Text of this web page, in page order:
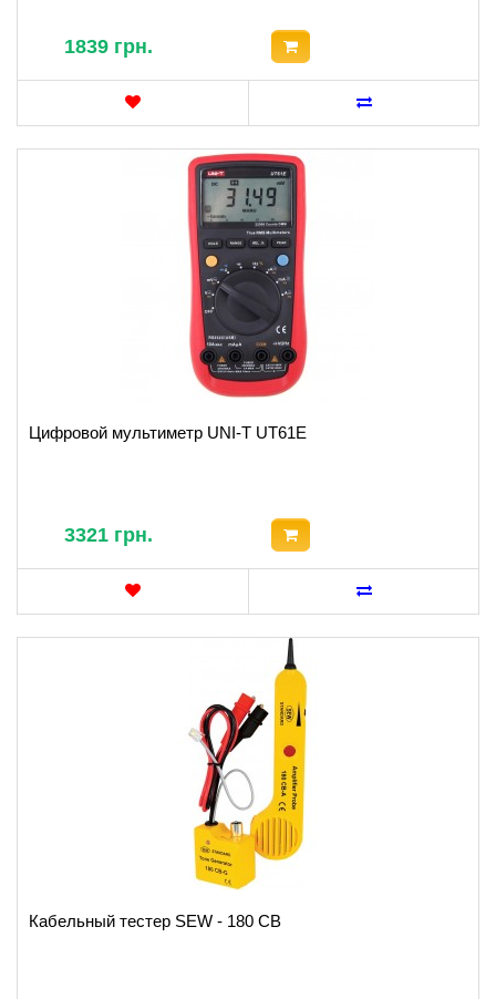
1839 грн.
Цифровой мультиметр UNI-T UT61E
3321 грн.
Кабельный тестер SEW - 180 CB